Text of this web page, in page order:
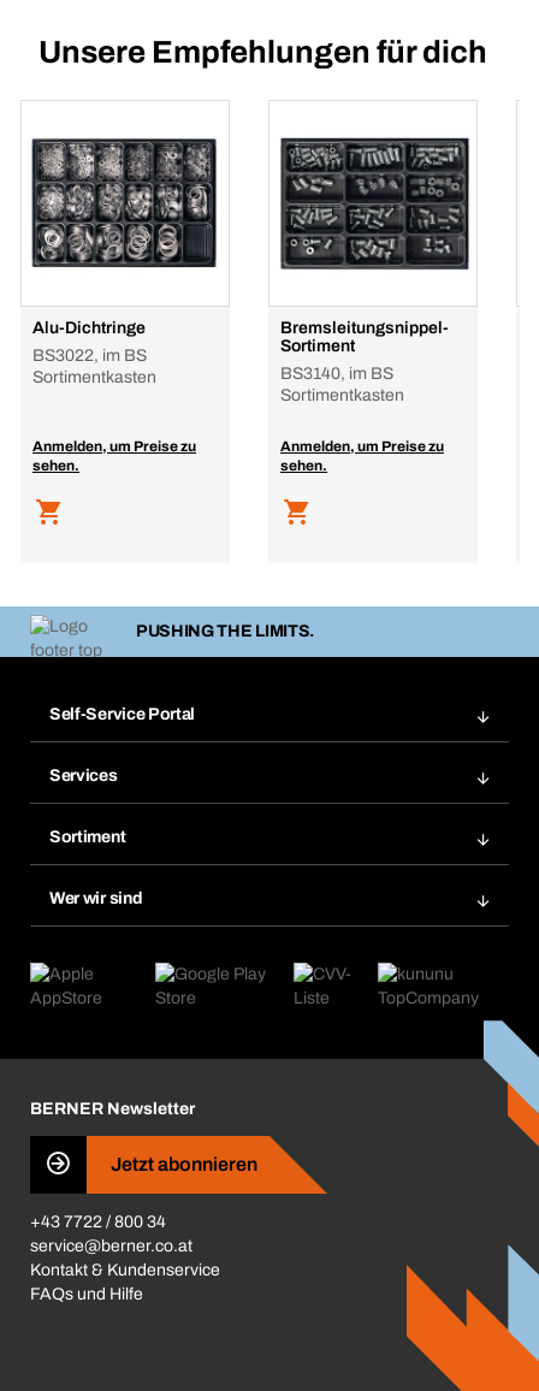
Unsere Empfehlungen für dich
Alu-Dichtringe
BS3022, im BS
Sortimentkasten
Anmelden, um Preise zu
sehen.
Bremsleitungsnippel-
Sortiment
BS3140, im BS
Sortimentkasten
Anmelden, um Preise zu
sehen.
PUSHING THE LIMITS.
Self-Service Portal
Merklisten
Nachbestellungen
Abo-Funktion
Services
Chemical Safety Management
eProcurement
Produktfinder
Sortiment
Kataloge & Broschüren
Wer wir sind
Was uns antreibt
Presse
Business Conduct
BERNER Newsletter
Jetzt abonnieren
+43 7722 / 800 34
service@berner.co.at
Kontakt & Kundenservice
FAQs und Hilfe